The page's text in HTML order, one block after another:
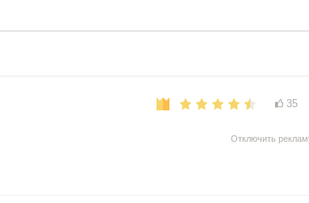
35
Отключить